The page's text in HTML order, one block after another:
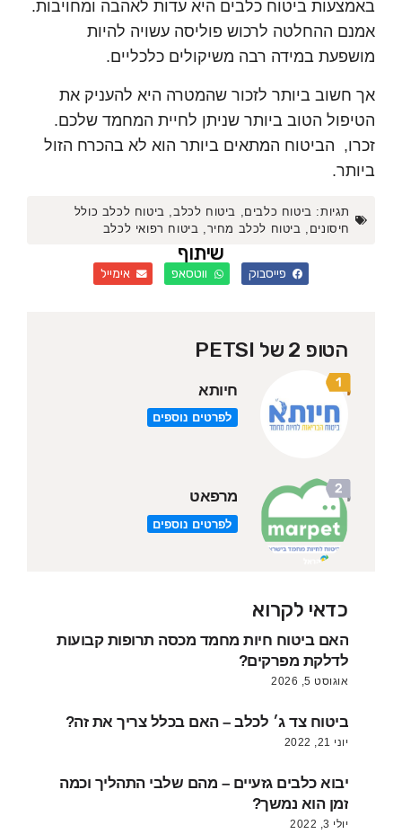
ביטוח כלבים היא עדות לאהבה ומחויבות.
ההחלטה לרכוש פוליסה עשויה להיות
במידה רבה משיקולים כלכליים.
ביותר לזכור שהמטרה היא להעניק את
הטוב ביותר שניתן לחיית המחמד שלכם.
הביטוח המתאים ביותר הוא לא בהכרח הזול
ביטוח כלבים,ביטוח לכלב,ביטוח לכלב כולל
, ביטוח לכלב מחיר,ביטוח רפואי לכלב
ווטסאפ אימייל
לפרטים נוספים
מרפאט
לפרטים נוספים
כדאי לקרוא
האם ביטוח חיות מחמד מכסה תרופות קבועות
לדלקת מפרקים?
ביטוח צד ג׳ לכלב – האם בכלל צריך את זה?
יבוא כלבים גזעיים – מהם שלבי התהליך וכמה
זמן הוא נמשך?